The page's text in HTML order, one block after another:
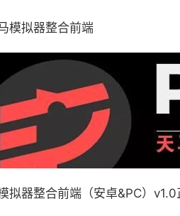
模拟器整合前端
拟器整合前端（安卓&PC）v1.0